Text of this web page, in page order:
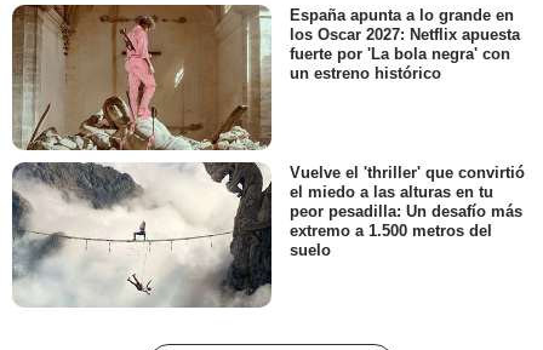
España apunta a lo grande en
los Oscar 2027: Netflix apuesta
fuerte por 'La bola negra' con
un estreno histórico
Vuelve el 'thriller' que convirtió
el miedo a las alturas en tu
peor pesadilla: Un desafío más
extremo a 1.500 metros del
suelo